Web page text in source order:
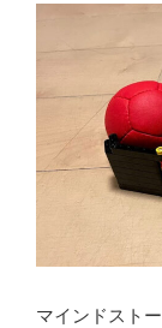
マインドスト